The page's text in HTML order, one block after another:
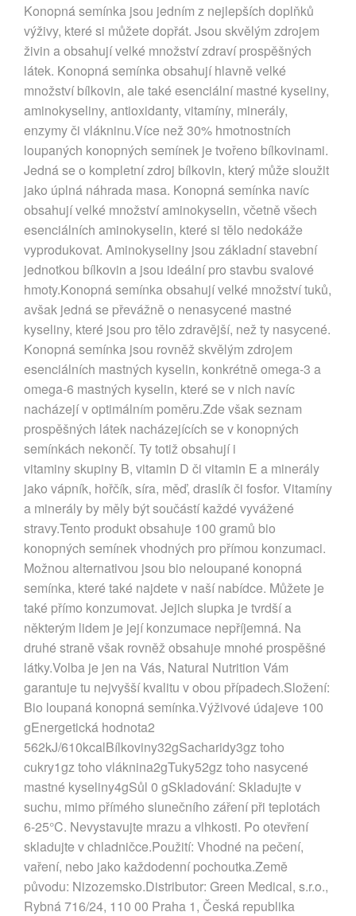
Konopná semínka jsou jedním z nejlepších doplňků
výživy, které si můžete dopřát. Jsou skvělým zdrojem
živin a obsahují velké množství zdraví prospěšných
látek. Konopná semínka obsahují hlavně velké
množství bílkovin, ale také esenciální mastné kyseliny,
aminokyseliny, antioxidanty, vitamíny, minerály,
enzymy či vlákninu.Více než 30% hmotnostních
loupaných konopných semínek je tvořeno bílkovinami.
Jedná se o kompletní zdroj bílkovin, který může sloužit
jako úplná náhrada masa. Konopná semínka navíc
obsahují velké množství aminokyselin, včetně všech
esenciálních aminokyselin, které si tělo nedokáže
vyprodukovat. Aminokyseliny jsou základní stavební
jednotkou bílkovin a jsou ideální pro stavbu svalové
hmoty.Konopná semínka obsahují velké množství tuků,
avšak jedná se převážně o nenasycené mastné
kyseliny, které jsou pro tělo zdravější, než ty nasycené.
Konopná semínka jsou rovněž skvělým zdrojem
esenciálních mastných kyselin, konkrétně omega-3 a
omega-6 mastných kyselin, které se v nich navíc
nacházejí v optimálním poměru.Zde však seznam
prospěšných látek nacházejících se v konopných
semínkách nekončí. Ty totiž obsahují i
vitaminy skupiny B, vitamin D či vitamin E a minerály
jako vápník, hořčík, síra, měď, draslík či fosfor. Vitamíny
a minerály by měly být součástí každé vyvážené
stravy.Tento produkt obsahuje 100 gramů bio
konopných semínek vhodných pro přímou konzumaci.
Možnou alternativou jsou bio neloupané konopná
semínka, které také najdete v naší nabídce. Můžete je
také přímo konzumovat. Jejich slupka je tvrdší a
některým lidem je její konzumace nepříjemná. Na
druhé straně však rovněž obsahuje mnohé prospěšné
látky.Volba je jen na Vás, Natural Nutrition Vám
garantuje tu nejvyšší kvalitu v obou případech.Složení:
Bio loupaná konopná semínka.Výživové údajeve 100
gEnergetická hodnota2
562kJ/610kcalBílkoviny32gSacharidy3gz toho
cukry1gz toho vláknina2gTuky52gz toho nasycené
mastné kyseliny4gSůl 0 gSkladování: Skladujte v
suchu, mimo přímého slunečního záření při teplotách
6-25°C. Nevystavujte mrazu a vlhkosti. Po otevření
skladujte v chladničce.Použití: Vhodné na pečení,
vaření, nebo jako každodenní pochoutka.Země
původu: Nizozemsko.Distributor: Green Medical, s.r.o.,
Rybná 716/24, 110 00 Praha 1, Česká republika